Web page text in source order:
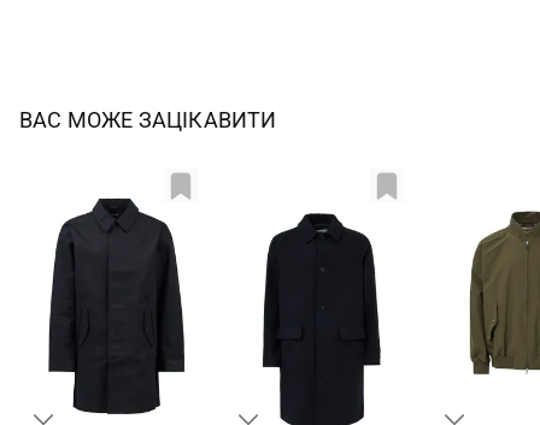
ВАС МОЖЕ ЗАЦІКАВИТИ